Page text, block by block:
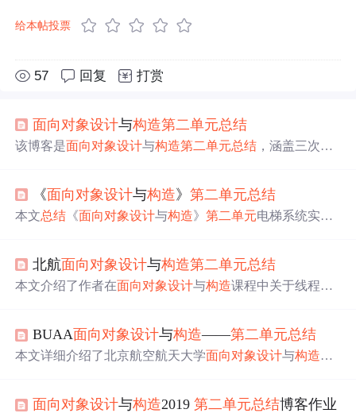
给本帖投票
57 回复 打赏
面向对象设计与构造第二单元总结
该博客是面向对象设计与构造第二单元总结 ，涵盖三次作
重要性，采用层次化设计提高代码可维护性，还指出未来
可能需扩展电梯类型及架构。
《面向对象设计与构造》第二单元总结
本文总结 《面向对象设计与构造》第二单元电梯系统实
状态拷贝与时间模拟优化系统总运行时间；细粒度同步机
制设计，涵盖等待队列、信号量、换乘层锁等关键临界区
复。技术栈以Java多线程为核心。
北航面向对象设计与构造第二单元总结
本文介绍了作者在面向对象设计与构造课程中关于线程并
过程中的挑战和心得。
BUAA面向对象设计与构造——第二单元总结
本文详细介绍了北京航空航天大学面向对象设计与构造课
略。面向对象设计与构造2019第二单元总结博客作业